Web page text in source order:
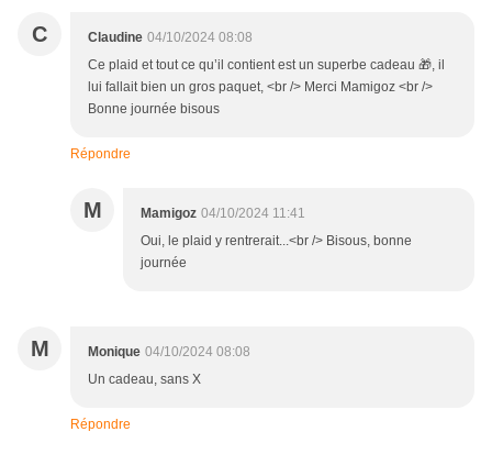
C Claudine 04/10/2024 08:08
Ce plaid et tout ce qu’il contient est un superbe cadeau 🎁, il
lui fallait bien un gros paquet, <br /> Merci Mamigoz <br />
Bonne journée bisous
Répondre
M Mamigoz 04/10/2024 11:41
Oui, le plaid y rentrerait...<br /> Bisous, bonne
journée
M Monique 04/10/2024 08:08
Un cadeau, sans X
Répondre